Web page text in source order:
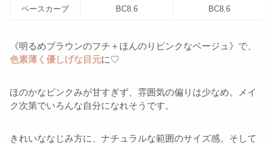
ベースカーブ BC8.6 BC8.6
《明るめブラウンのフチ＋ほんのりピンクなベージュ》で、
色素薄く優しげな目元に♡
ほのかなピンクみが甘すぎず、雰囲気の偏りは少なめ。メイ
ク次第でいろんな自分になれそうです。
きれいななじみ方に、ナチュラルな範囲のサイズ感。そして